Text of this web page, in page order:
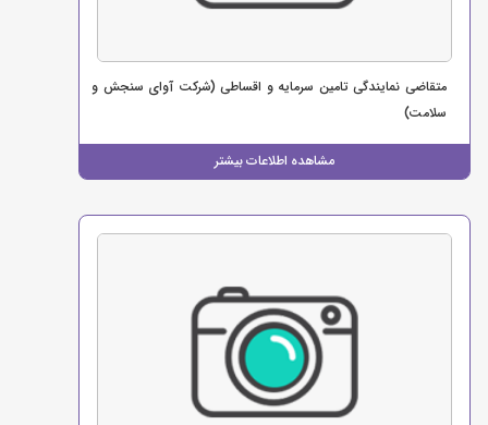
مشاهده اطلاعات بیشتر
متقاضی نمایندگی تامین سرمایه و اقساطی (شرکت آوای سنجش و
سلامت)